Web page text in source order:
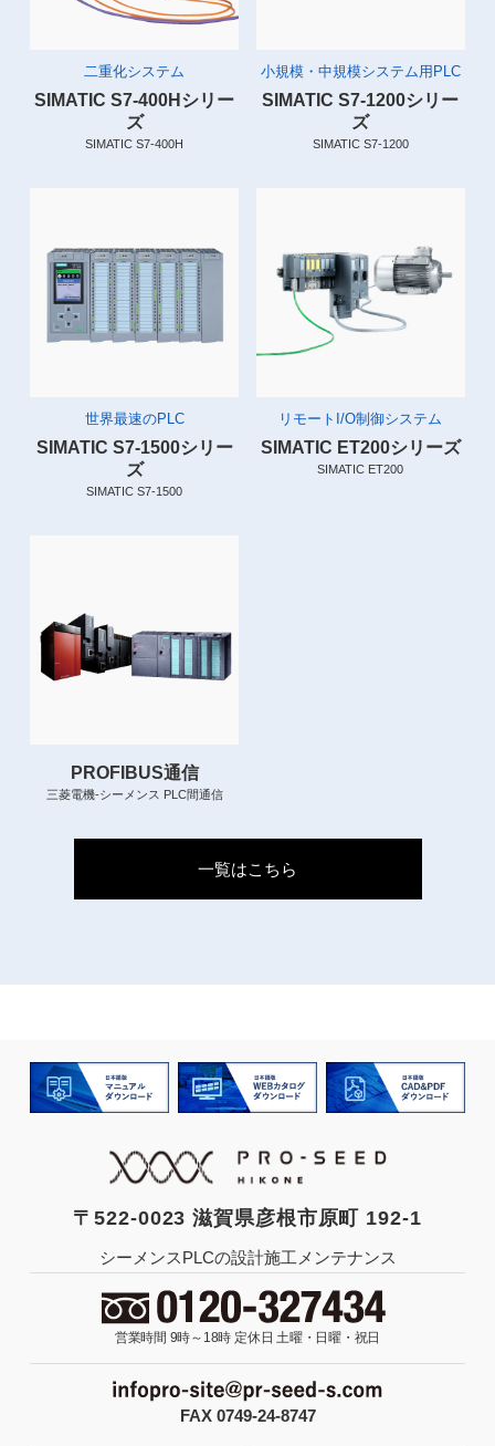
二重化システム
SIMATIC S7-400Hシリー
ズ
SIMATIC S7-400H
小規模・中規模システム用PLC
SIMATIC S7-1200シリー
ズ
SIMATIC S7-1200
世界最速のPLC
SIMATIC S7-1500シリー
ズ
SIMATIC S7-1500
リモートI/O制御システム
SIMATIC ET200シリーズ
SIMATIC ET200
PROFIBUS通信
三菱電機-シーメンス PLC間通信
一覧はこちら
〒522-0023 滋賀県彦根市原町 192-1
シーメンスPLCの設計施工メンテナンス
営業時間 9時～18時 定休日 土曜・日曜・祝日
FAX 0749-24-8747